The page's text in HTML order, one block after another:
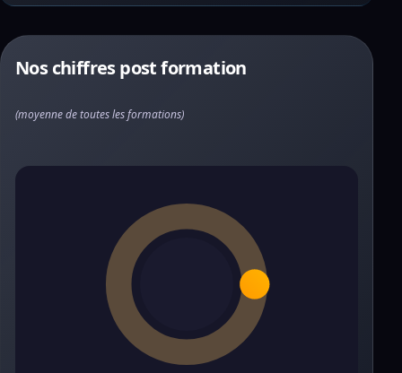
Nos chiffres post formation
(moyenne de toutes les formations)